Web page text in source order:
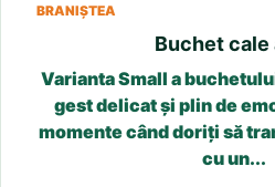
BRANIȘTEA
Buchet cale
Varianta Small a
gest delicat și plin de
momente când doriți să
cu un...